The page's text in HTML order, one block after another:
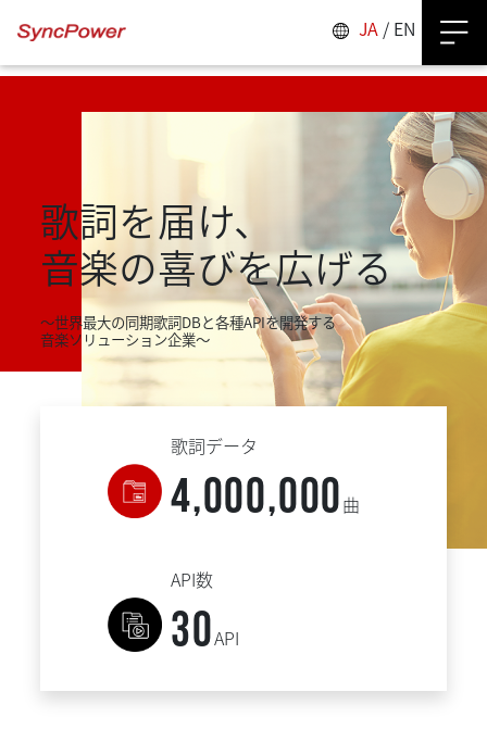
JA / EN
歌詞を届け、
音楽の喜びを広げる
～世界最大の同期歌詞DBと各種APIを開発する
音楽ソリューション企業～
歌詞データ
4,000,000曲
API数
30API